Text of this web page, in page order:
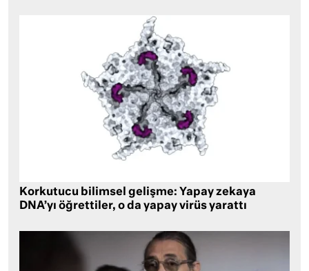
Korkutucu bilimsel gelişme: Yapay zekaya
DNA’yı öğrettiler, o da yapay virüs yarattı